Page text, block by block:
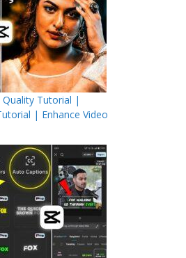
Quality Tutorial |
| Enhance Video